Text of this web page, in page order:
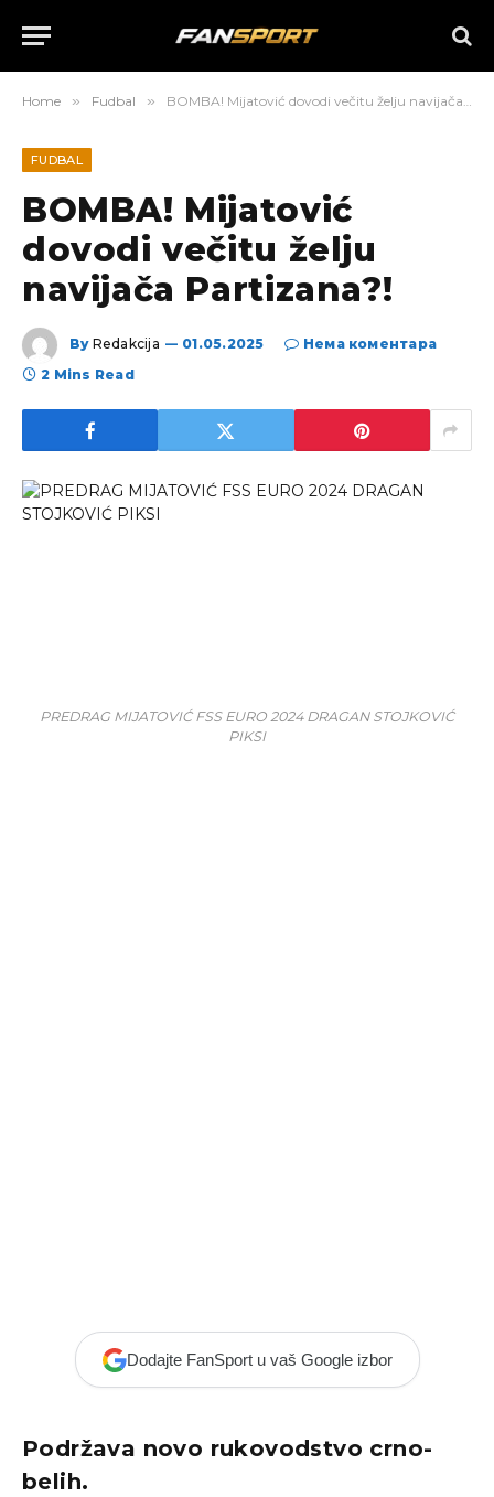
Home » Fudbal » BOMBA! Mijatović dovodi večitu želju navijača Partizana?!
FUDBAL
BOMBA! Mijatović
dovodi večitu želju
navijača Partizana?!
By Redakcija 01.05.2025
Нема коментара
2 Mins Read
PREDRAG MIJATOVIĆ FSS EURO 2024 DRAGAN STOJKOVIĆ
PIKSI
Dodajte FanSport u vaš Google izbor
Podržava novo rukovodstvo crno-
belih.